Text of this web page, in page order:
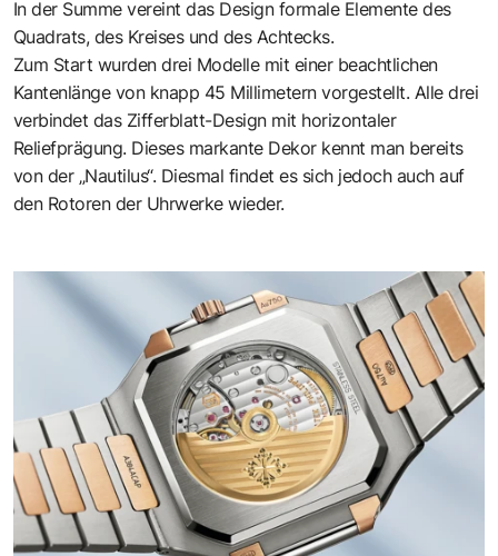
In der Summe vereint das Design formale Elemente des
Quadrats, des Kreises und des Achtecks.
Zum Start wurden drei Modelle mit einer beacht­lichen
Kantenlänge von knapp 45 Millimetern vor­gestellt. Alle drei
verbindet das Zifferblatt-Design mit horizontaler
Reliefprägung. Dieses markante Dekor kennt man bereits
von der „Nautilus“. Diesmal findet es sich jedoch auch auf
den Rotoren der Uhrwerke wieder.